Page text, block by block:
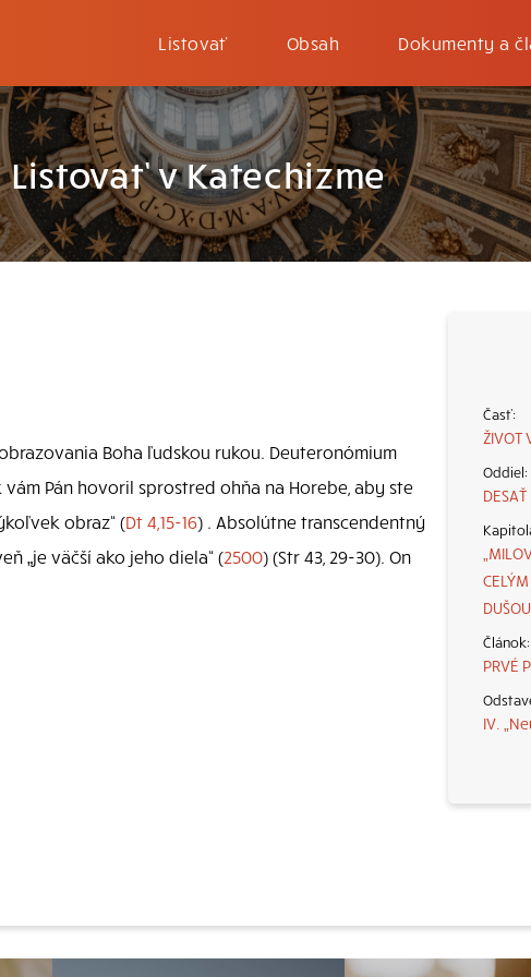
Listovať Obsah Dokumenty a
Listovať v Katechizme
ŽIVOT
PRVÉ
IV.
Boha ľudskou rukou. Deuteronómium
Pán hovoril sprostred ohňa na Horebe, aby ste
obraz“ (Dt 4,15-16) . Absolútne transcendentný
„je väčší ako jeho diela“ (2500) (Str 43, 29-30). On